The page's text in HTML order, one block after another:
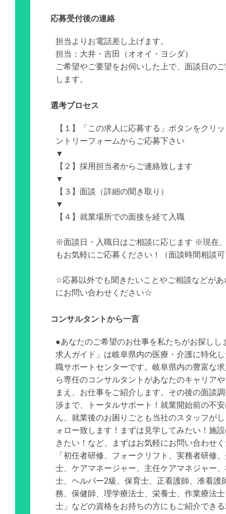
応募受付後の連絡
担当よりお電話差し上げます。
担当：大井・吉田（オオイ・ヨシダ）
ご希望やご要望をお伺いした上で、面談日の
します。
選考プロセス
【１】「この求人に応募する」ボタンをクリ
ントリーフォームからご応募下さい
▼
【２】採用担当者からご連絡致します
▼
【３】面談（詳細の聞き取り）
▼
【４】就業場所での面接を経て入職
※面談日・入職日はご相談に応じます ※現在
もお気軽にご応募ください！（面談時間相談
☆応募以外でも聞きたいことやご相談などがあ
にお問い合わせください☆
コンサルタントから一言
●あなたのご希望のお仕事を私たちがお探しし
求人ガイド」は岐阜県内の医療・介護に特化
職サポートセンターです。岐阜県内の豊富な
ら専任のコンサルタントがあなたのキャリア
まえ、お仕事をご紹介します。その後の面談
渉まで、トータルサポート！就業開始前の不
ん、就業後のお困りごとも当社のスタッフが
ォロー致します！まずは見学してみたい！施
きたい！など、まずはお気軽にお問い合わせ
「初任者研修、フォークリフト、実務者研修
士、ケアマネージャー、主任ケアマネジャー
士、ヘルパー2級、保育士、正看護師、准看護
務、保健師、理学療法士、栄養士、作業療法
士」などの資格をお持ちの方にもご紹介でき